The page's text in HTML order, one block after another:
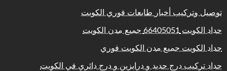
توصيل وتركيب أخبار طابعات فوري الكويت
حداد الكويت 66405051 جميع مدن الكويت
حداد الكويت جميع مدن الكويت فوري
حداد تركيب درج حديد و درابزين و درج دائري في الكويت